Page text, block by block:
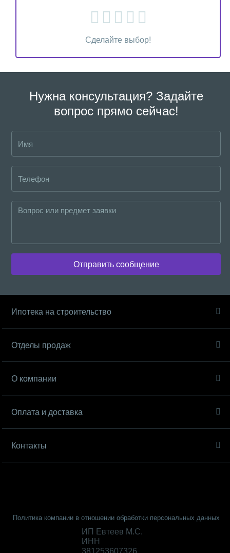
Сделайте выбор!
Нужна консультация? Задайте
вопрос прямо сейчас!
Отправить сообщение
Ипотека на строительство
Отделы продаж
О компании
Оплата и доставка
Контакты
Политика компании в отношении обработки персональных данных
ИП Евтеев М.С.
ИНН
381253607326